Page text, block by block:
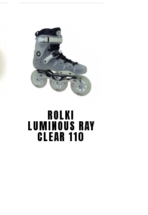
ROLKI
LUMINOUS RAY
CLEAR 110